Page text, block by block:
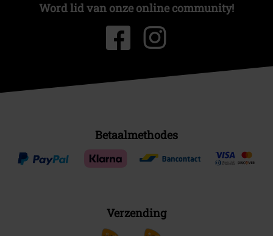
Word lid van onze online community!
Betaalmethodes
Verzending